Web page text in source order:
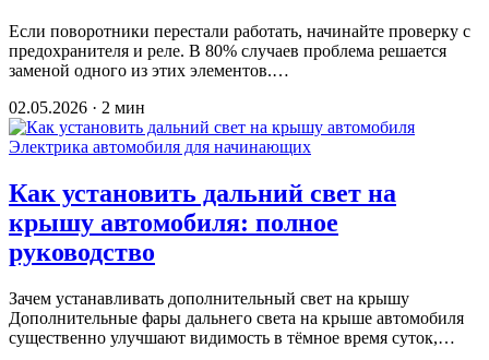
Если поворотники перестали работать, начинайте проверку с
предохранителя и реле. В 80% случаев проблема решается
заменой одного из этих элементов.…
02.05.2026 · 2 мин
Электрика автомобиля для начинающих
Как установить дальний свет на
крышу автомобиля: полное
руководство
Зачем устанавливать дополнительный свет на крышу
Дополнительные фары дальнего света на крыше автомобиля
существенно улучшают видимость в тёмное время суток,…